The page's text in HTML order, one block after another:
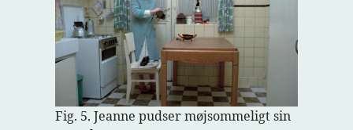
Fig. 5. Jeanne pudser møjsommeligt sin